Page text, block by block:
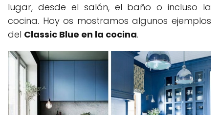
lugar, desde el salón, el baño o incluso la
cocina. Hoy os mostramos algunos ejemplos
del Classic Blue en la cocina.